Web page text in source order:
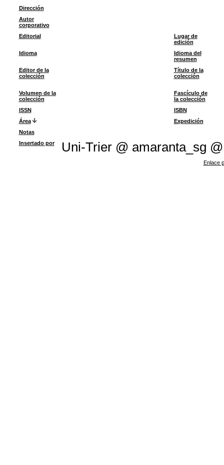
Dirección
Autor
corporativo
Editorial
Lugar de
edición
Idioma
Idioma del
resumen
Editor de la
colección
Título de la
colección
Volumen de la
colección
Fascículo de
la colección
ISSN
ISBN
Área
Expedición
Notas
Insertado por
Uni-Trier @ amaranta_sg @
Enlace